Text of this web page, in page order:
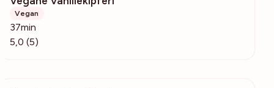
Vegan
37min
5,0 (5)